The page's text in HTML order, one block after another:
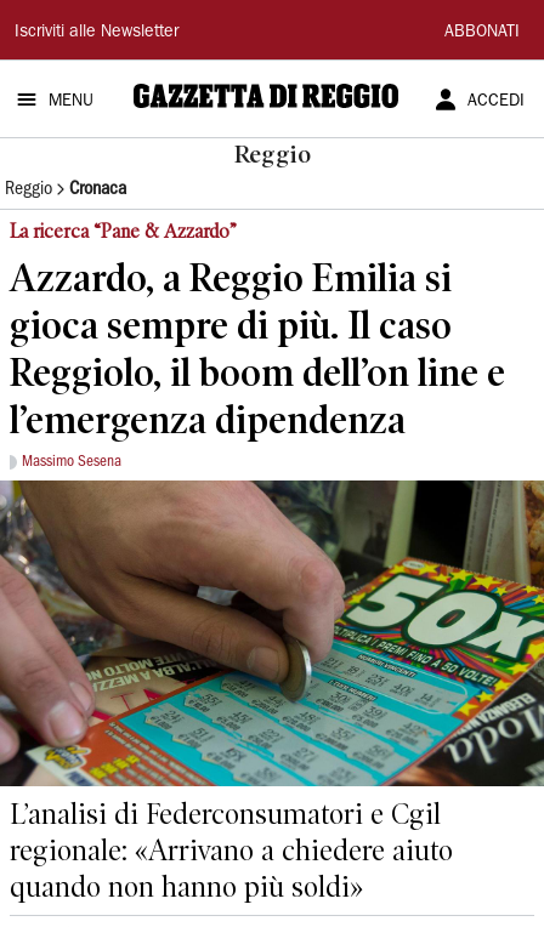
Gazzetta
di
Reggio
Iscriviti alle Newsletter ABBONATI
MENU ACCEDI
Reggio
Reggio Cronaca
La ricerca “Pane & Azzardo”
Azzardo, a Reggio Emilia si
gioca sempre di più. Il caso
Reggiolo, il boom dell’on line e
l’emergenza dipendenza
Massimo Sesena
L’analisi di Federconsumatori e Cgil
regionale: «Arrivano a chiedere aiuto
quando non hanno più soldi»